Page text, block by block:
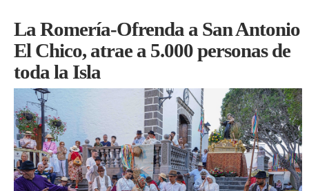
La Romería-Ofrenda a San Antonio
El Chico, atrae a 5.000 personas de
toda la Isla